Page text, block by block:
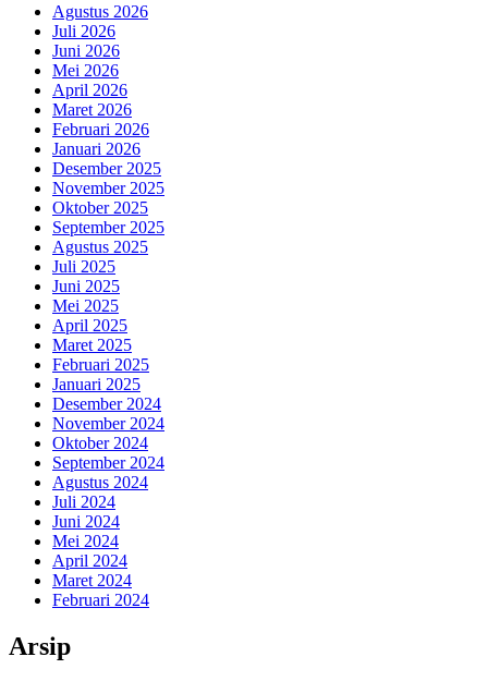
Agustus 2026
Juli 2026
Juni 2026
Mei 2026
April 2026
Maret 2026
Februari 2026
Januari 2026
Desember 2025
November 2025
Oktober 2025
September 2025
Agustus 2025
Juli 2025
Juni 2025
Mei 2025
April 2025
Maret 2025
Februari 2025
Januari 2025
Desember 2024
November 2024
Oktober 2024
September 2024
Agustus 2024
Juli 2024
Juni 2024
Mei 2024
April 2024
Maret 2024
Februari 2024
Arsip